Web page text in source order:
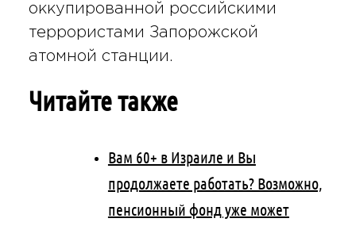
оккупированной российскими
террористами Запорожской
атомной станции.
Читайте также
Вам 60+ в Израиле и Вы
продолжаете работать? Возможно,
пенсионный фонд уже может